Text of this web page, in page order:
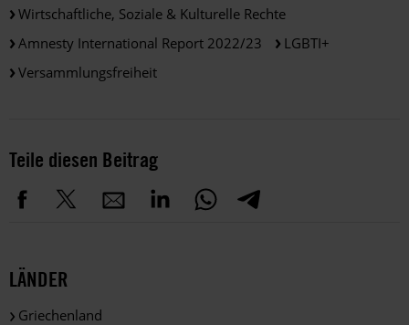
Wirtschaftliche, Soziale & Kulturelle Rechte
Amnesty International Report 2022/23
LGBTI+
Versammlungsfreiheit
Teile diesen Beitrag
LÄNDER
Griechenland